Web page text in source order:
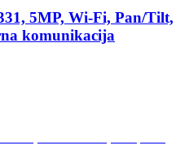
5MP, Wi-Fi, Pan/Tilt,
komunikacija